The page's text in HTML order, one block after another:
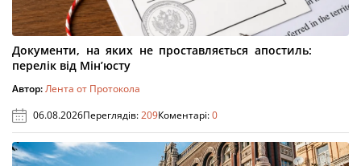
Документи, на яких не проставляється апостиль:
перелік від Мін’юсту
Автор:Лента от Протокола
06.08.2026Переглядів:209Коментарі:0